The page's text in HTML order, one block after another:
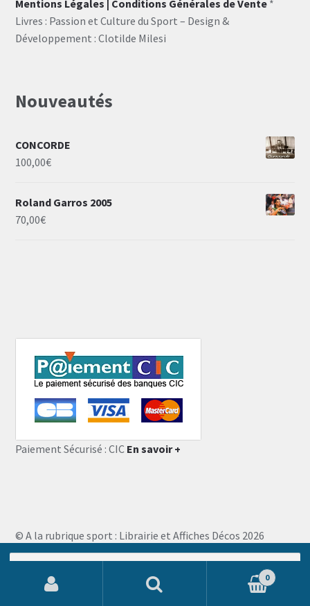
Mentions Légales | Conditions Générales de Vente *
Livres : Passion et Culture du Sport – Design &
Développement : Clotilde Milesi
Nouveautés
CONCORDE
100,00€
Roland Garros 2005
70,00€
Paiement Sécurisé : CIC En savoir +
© A la rubrique sport : Librairie et Affiches Décos 2026
Storefront designed byWooThemes.
Recherche
0